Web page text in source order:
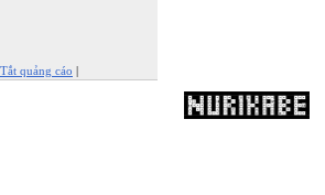
Tắt quảng cáo |